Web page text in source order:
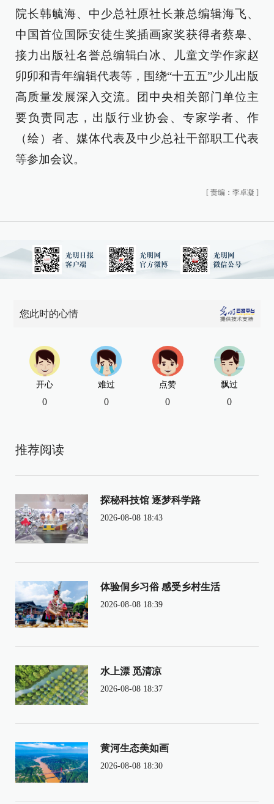
院长韩毓海、中少总社原社长兼总编辑海飞、
中国首位国际安徒生奖插画家奖获得者蔡皋、
接力出版社名誉总编辑白冰、儿童文学作家赵
卯卯和青年编辑代表等，围绕“十五五”少儿出版
高质量发展深入交流。团中央相关部门单位主
要负责同志，出版行业协会、专家学者、作
（绘）者、媒体代表及中少总社干部职工代表
等参加会议。
[ 责编：李卓凝 ]
您此时的心情
开心
0
难过
0
点赞
0
飘过
0
推荐阅读
探秘科技馆 逐梦科学路
2026-08-08 18:43
体验侗乡习俗 感受乡村生活
2026-08-08 18:39
水上漂 觅清凉
2026-08-08 18:37
黄河生态美如画
2026-08-08 18:30